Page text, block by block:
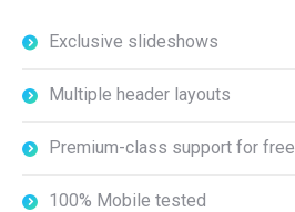
Exclusive slideshows
Multiple header layouts
Premium-class support for free
100% Mobile tested